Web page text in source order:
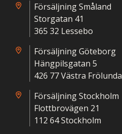
Försäljning Småland
Storgatan 41
365 32 Lessebo
Försäljning Göteborg
Hängpilsgatan 5
426 77 Västra Frölunda
Försäljning Stockholm
Flottbrovägen 21
112 64 Stockholm